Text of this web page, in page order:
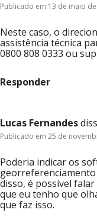
Publicado em 13 de maio
Neste caso, o
assistência técnica
0800 808 0333 ou
Responder
Lucas Fernandes
Publicado em 25 de
Poderia indicar os
georreferenciamento
disso, é possível
que eu tenho que
que faz isso.